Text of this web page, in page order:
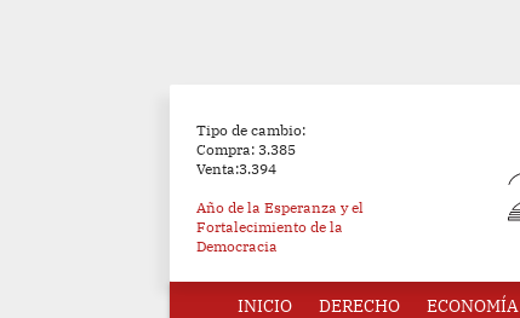
Tipo de cambio:
Compra: 3.385
Venta:3.394
Año de la Esperanza y el
Fortalecimiento de la
Democracia
INICIO DERECHO ECONOMÍA